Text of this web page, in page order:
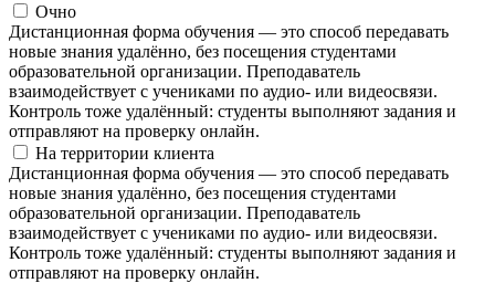
Очно
Дистанционная форма обучения — это способ передавать
новые знания удалённо, без посещения студентами
образовательной организации. Преподаватель
взаимодействует с учениками по аудио- или видеосвязи.
Контроль тоже удалённый: студенты выполняют задания и
отправляют на проверку онлайн.
На территории клиента
Дистанционная форма обучения — это способ передавать
новые знания удалённо, без посещения студентами
образовательной организации. Преподаватель
взаимодействует с учениками по аудио- или видеосвязи.
Контроль тоже удалённый: студенты выполняют задания и
отправляют на проверку онлайн.